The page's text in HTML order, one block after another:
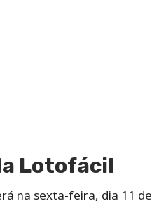
Lotofácil
na sexta-feira, dia 11